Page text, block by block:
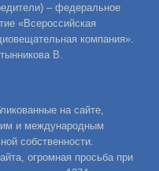
– федеральное
«Всероссийская
компания».
В.
на сайте,
и международным
собственности.
огромная просьба при